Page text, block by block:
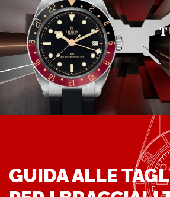
GUIDA ALLE